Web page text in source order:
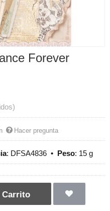
Forever
Hacer pregunta
: DFSA4836 • Peso: 15 g
Carrito